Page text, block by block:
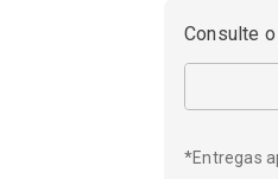
Consulte
*Entregas